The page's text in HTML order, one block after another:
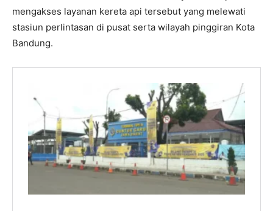
mengakses layanan kereta api tersebut yang melewati
stasiun perlintasan di pusat serta wilayah pinggiran Kota
Bandung.